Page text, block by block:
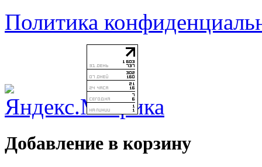
Политика
Добавление в корзину